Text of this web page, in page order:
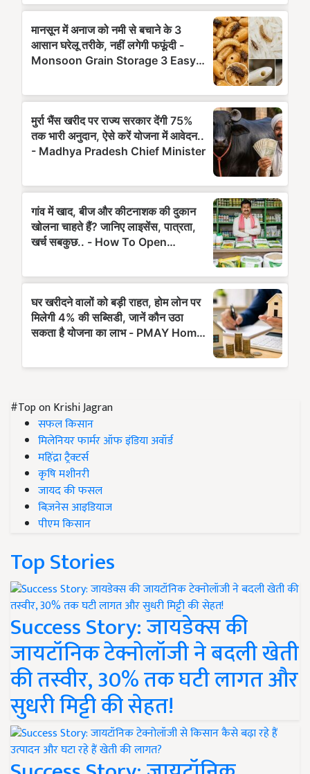
#Top on Krishi Jagran
सफल किसान
मिलेनियर फार्मर ऑफ इंडिया अवॉर्ड
महिंद्रा ट्रैक्टर्स
कृषि मशीनरी
जायद की फसल
बिज़नेस आइडियाज
पीएम किसान
Top Stories
Success Story: जायडेक्स की
जायटॉनिक टेक्नोलॉजी ने बदली खेती
की तस्वीर, 30% तक घटी लागत और
सुधरी मिट्टी की सेहत!